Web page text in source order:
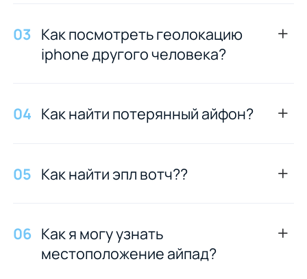
03 Как посмотреть геолокацию
iphone другого человека?
04 Как найти потерянный айфон?
05 Как найти эпл вотч??
06 Как я могу узнать
местоположение айпад?